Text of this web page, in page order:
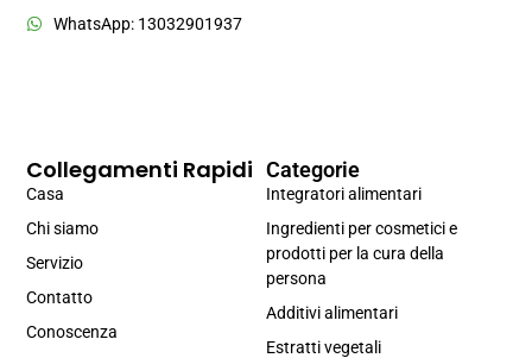
Categorie
Integratori alimentari
Ingredienti per cosmetici e
prodotti per la cura della
persona
Additivi alimentari
Estratti vegetali
Collegamenti Rapidi
Casa
Chi siamo
Servizio
Contatto
Conoscenza
WhatsApp: 13032901937